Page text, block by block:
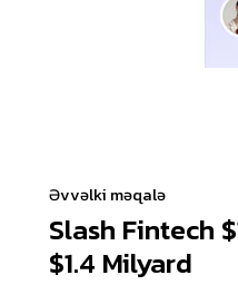
Əvvəlki məqalə
Slash Fintech
$1.4 Milyard